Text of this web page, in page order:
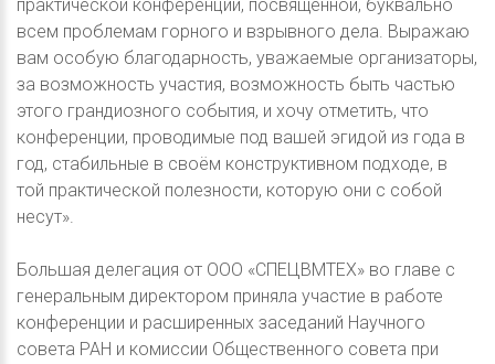
практической конференции, посвящённой, буквально
всем проблемам горного и взрывного дела. Выражаю
вам особую благодарность, уважаемые организаторы,
за возможность участия, возможность быть частью
этого грандиозного события, и хочу отметить, что
конференции, проводимые под вашей эгидой из года в
год, стабильные в своём конструктивном подходе, в
той практической полезности, которую они с собой
несут».
Большая делегация от ООО «СПЕЦВМТЕХ» во главе с
генеральным директором приняла участие в работе
конференции и расширенных заседаний Научного
совета РАН и комиссии Общественного совета при